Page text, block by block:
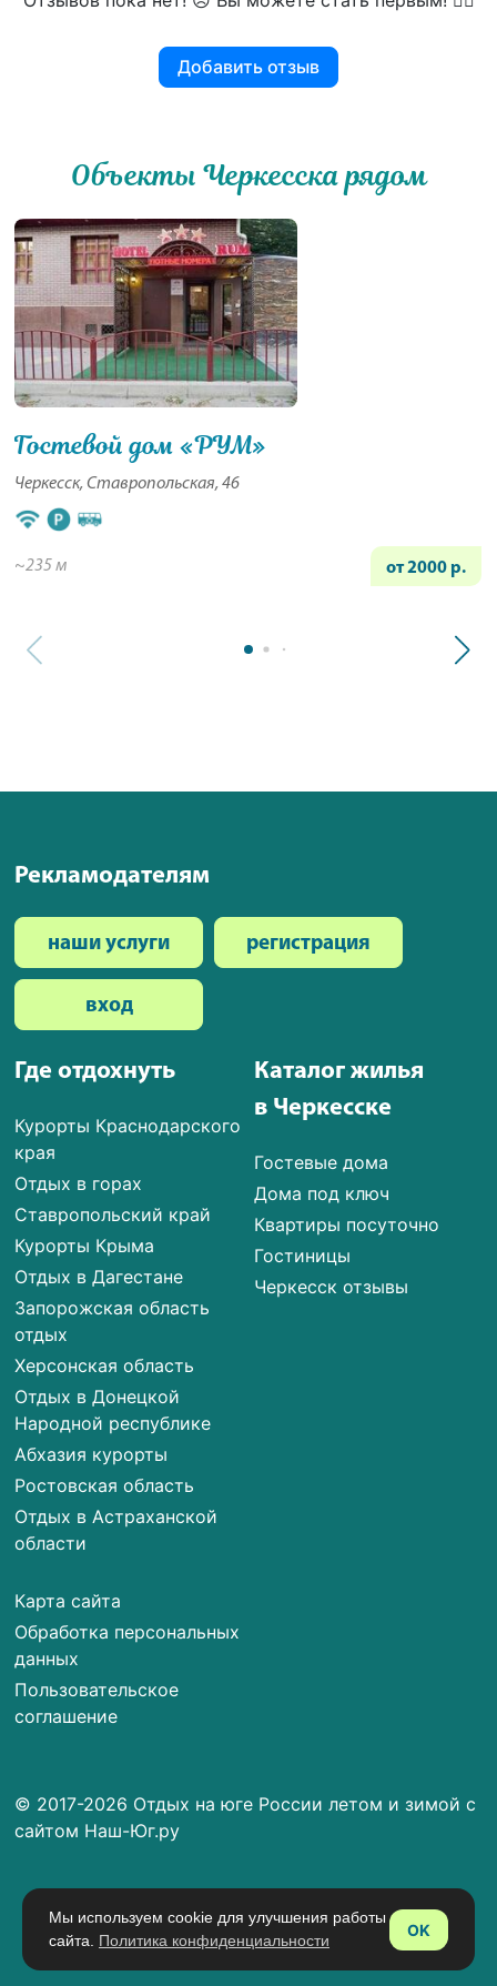
Добавить отзыв
Объекты Черкесска рядом
Гостевой дом «РУМ»
Черкесск, Ставропольская, 46
~235 м от 2000 р.
Где отдохнуть
Курорты Краснодарского
края
Отдых в горах
Ставропольский край
Курорты Крыма
Отдых в Дагестане
Запорожская область
отдых
Херсонская область
Отдых в Донецкой
Народной республике
Абхазия курорты
Ростовская область
Отдых в Астраханской
области
Карта сайта
Обработка персональных
данных
Пользовательское
соглашение
Каталог жилья
в Черкесске
Гостевые дома
Дома под ключ
Квартиры посуточно
Гостиницы
Черкесск отзывы
Рекламодателям
наши услуги регистрация
вход
© 2017-2026 Отдых на юге России летом и зимой с
сайтом Наш-Юг.ру
Мы используем cookie для улучшения работы
сайта. Политика конфиденциальности
OK